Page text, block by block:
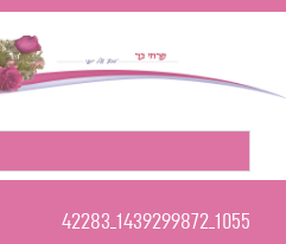
1055_1439299872_42283